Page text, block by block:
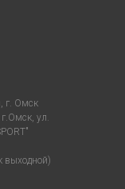
г. Омск
ул.
выходной)